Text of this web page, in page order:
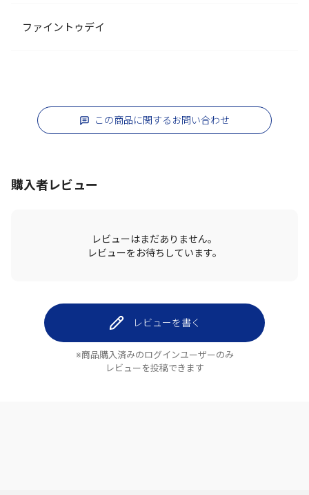
ファイントゥデイ
この商品に関するお問い合わせ
購入者レビュー
レビューはまだありません。
レビューをお待ちしています。
レビューを書く
※商品購入済みのログインユーザーのみ
レビューを投稿できます